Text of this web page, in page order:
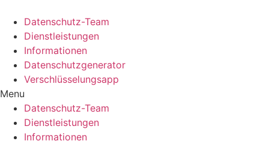
Inhalt
springen
Datenschutz-Team
Dienstleistungen
Informationen
Datenschutzgenerator
Verschlüsselungsapp
Menu
Datenschutz-Team
Dienstleistungen
Informationen